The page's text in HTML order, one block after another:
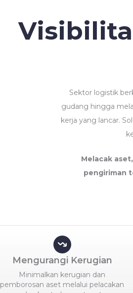
Sektor logistik
gudang hingga
kerja yang lancar.
Melacak
pengiriman
Mengurangi Kerugian
Minimalkan kerugian dan
pemborosan aset melalui pelacakan